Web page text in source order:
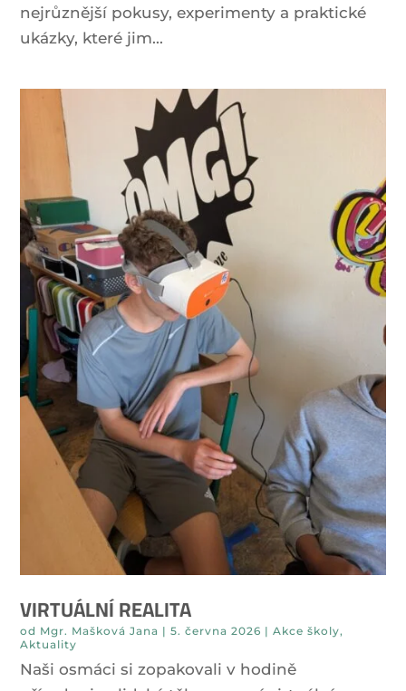
nejrůznější pokusy, experimenty a praktické
ukázky, které jim...
VIRTUÁLNÍ REALITA
od Mgr. Mašková Jana | 5. června 2026 | Akce školy,
Aktuality
Naši osmáci si zopakovali v hodině